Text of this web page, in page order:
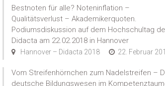
Bestnoten für alle? Noteninflation –
Qualitätsverlust – Akademikerquoten.
Podiumsdiskussion auf dem Hochschultag
Didacta am 22.02.2018 in Hannover
Hannover – Didacta 2018 22. Februar
Vom Streifenhörnchen zum Nadelstreifen –
deutsche Bildungswesen im